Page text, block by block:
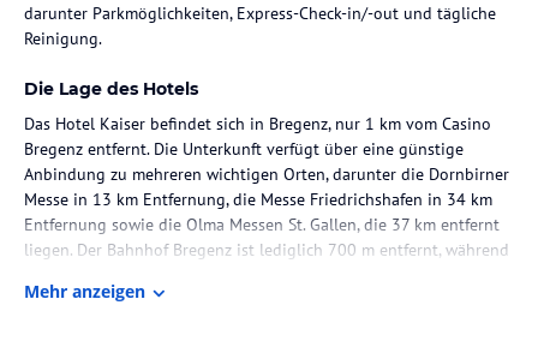
darunter Parkmöglichkeiten, Express-Check-in/-out und tägliche
Reinigung.
Die Lage des Hotels
Das Hotel Kaiser befindet sich in Bregenz, nur 1 km vom Casino
Bregenz entfernt. Die Unterkunft verfügt über eine günstige
Anbindung zu mehreren wichtigen Orten, darunter die Dornbirner
Messe in 13 km Entfernung, die Messe Friedrichshafen in 34 km
Entfernung sowie die Olma Messen St. Gallen, die 37 km entfernt
liegen. Der Bahnhof Bregenz ist lediglich 700 m entfernt, während
Mehr anzeigen